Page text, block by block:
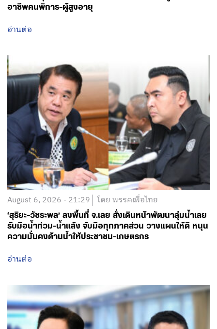
อาชีพคนพิการ-ผู้สูงอายุ
อ่านต่อ
August 6, 2026 - 21:29 โดย พรรคเพื่อไทย
‘สุริยะ-วัชระพล’ ลงพื้นที่ จ.เลย สั่งเดินหน้าพัฒนาลุ่มน้ำเลย
รับมือน้ำท่วม-น้ำแล้ง จับมือทุกภาคส่วน วางแผนให้ดี หนุน
ความมั่นคงด้านน้ำให้ประชาชน-เกษตรกร
อ่านต่อ